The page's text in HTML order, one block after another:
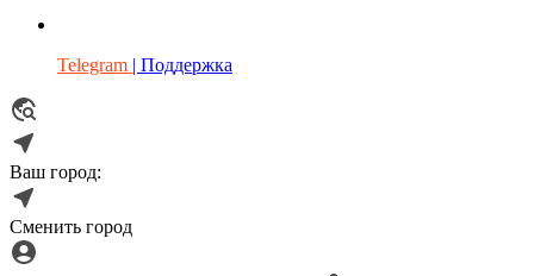
Telegram | Поддержка
Ваш город:
Сменить город